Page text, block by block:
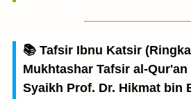
📚 Tafsir Ibnu Katsir
Mukhtashar Tafsir al-
Syaikh Prof. Dr. Hikmat bin